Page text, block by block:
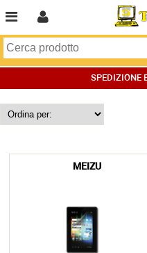
SPEDIZIONE
MEIZU